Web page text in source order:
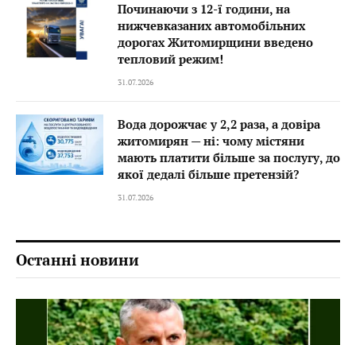
Починаючи з 12-ї години, на
нижчевказаних автомобільних
дорогах Житомирщини введено
тепловий режим!
31.07.2026
Вода дорожчає у 2,2 раза, а довіра
житомирян — ні: чому містяни
мають платити більше за послугу, до
якої дедалі більше претензій?
31.07.2026
Останні новини